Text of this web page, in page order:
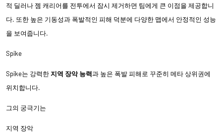
적 딜러나 젬 캐리어를 전투에서 잠시 제거하면 팀에게 큰 이점을 제공합니
다. 또한 높은 기동성과 폭발적인 피해 덕분에 다양한 맵에서 안정적인 성능
을 보여줍니다.
Spike
Spike는 강력한지역 장악 능력과 높은 폭발 피해로 꾸준히 메타 상위권에
위치합니다.
그의 궁극기는
지역 장악